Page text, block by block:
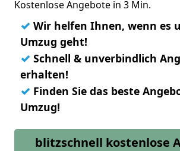
Kostenlose Angebote in 3 Min.
✓ Wir helfen Ihnen, wenn es
Umzug geht!
✓ Schnell & unverbindlich
erhalten!
✓ Finden Sie das beste
Umzug!
blitzschnell kostenlose